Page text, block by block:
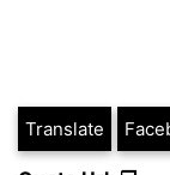
Translate